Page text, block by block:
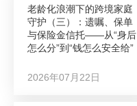
老龄化浪潮下的跨境家庭
守护（三）：遗嘱、保单
与保险金信托——从“身后
怎么分”到“钱怎么安全给”
2026年07月22日